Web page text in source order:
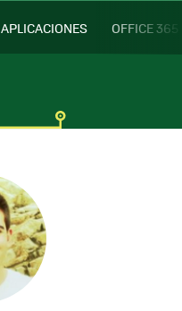
APLICACIONES OFFICE 365